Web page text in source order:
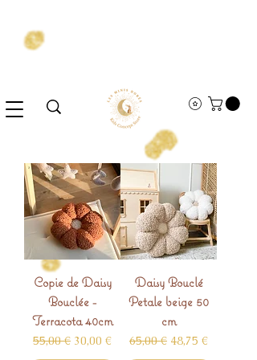
Copie de Daisy
Bouclée -
Terracota 40cm
Prix original
55,00 € Prix promotionnel
30,00 €
Daisy Bouclé
Petale beige 50
cm
Prix original
65,00 € Prix
48,75 €